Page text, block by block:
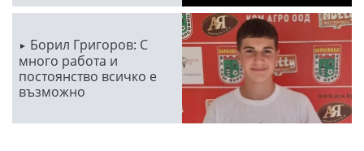
Борил Григоров: С
много работа и
постоянство всичко е
възможно